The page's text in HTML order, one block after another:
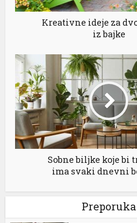
Kreativne ideje za
iz bajke
Sobne biljke koje bi
ima svaki dnevni
Preporuka